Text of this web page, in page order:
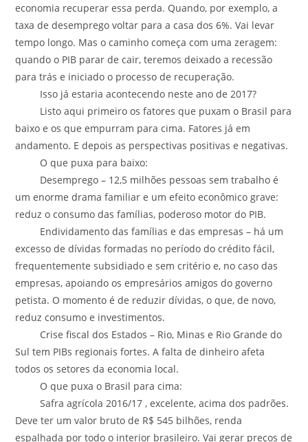
economia recuperar essa perda. Quando, por exemplo, a
taxa de desemprego voltar para a casa dos 6%. Vai levar
tempo longo. Mas o caminho começa com uma zeragem:
quando o PIB parar de cair, teremos deixado a recessão
para trás e iniciado o processo de recuperação.
Isso já estaria acontecendo neste ano de 2017?
Listo aqui primeiro os fatores que puxam o Brasil para
baixo e os que empurram para cima. Fatores já em
andamento. E depois as perspectivas positivas e negativas.
O que puxa para baixo:
Desemprego – 12,5 milhões pessoas sem trabalho é
um enorme drama familiar e um efeito econômico grave:
reduz o consumo das famílias, poderoso motor do PIB.
Endividamento das famílias e das empresas – há um
excesso de dívidas formadas no período do crédito fácil,
frequentemente subsidiado e sem critério e, no caso das
empresas, apoiando os empresários amigos do governo
petista. O momento é de reduzir dívidas, o que, de novo,
reduz consumo e investimentos.
Crise fiscal dos Estados – Rio, Minas e Rio Grande do
Sul tem PIBs regionais fortes. A falta de dinheiro afeta
todos os setores da economia local.
O que puxa o Brasil para cima:
Safra agrícola 2016/17 , excelente, acima dos padrões.
Deve ter um valor bruto de R$ 545 bilhões, renda
espalhada por todo o interior brasileiro. Vai gerar preços de